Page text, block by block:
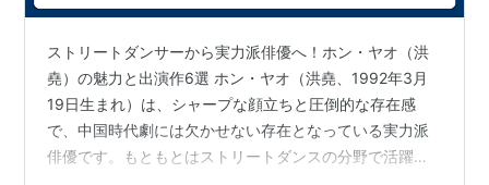
ストリートダンサーから実力派俳優へ！ホン・ヤオ（洪
堯）の魅力と出演作6選 ホン・ヤオ（洪堯、1992年3月
19日生まれ）は、シャープな顔立ちと圧倒的な存在感
で、中国時代劇には欠かせない存在となっている実力派
俳優です。もともとはストリートダンスの分野で活躍